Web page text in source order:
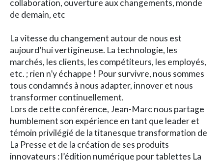
collaboration, ouverture aux changements, monde
de demain, etc
La vitesse du changement autour de nous est
aujourd’hui vertigineuse. La technologie, les
marchés, les clients, les compétiteurs, les employés,
etc. ; rien n’y échappe ! Pour survivre, nous sommes
tous condamnés à nous adapter, innover et nous
transformer continuellement.
Lors de cette conférence, Jean-Marc nous partage
humblement son expérience en tant que leader et
témoin privilégié de la titanesque transformation de
La Presse et de la création de ses produits
innovateurs : l’édition numérique pour tablettes La